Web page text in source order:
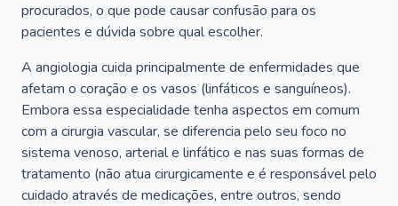
procurados, o que pode causar confusão para os
pacientes e dúvida sobre qual escolher.
A angiologia cuida principalmente de enfermidades que
afetam o coração e os vasos (linfáticos e sanguíneos).
Embora essa especialidade tenha aspectos em comum
com a cirurgia vascular, se diferencia pelo seu foco no
sistema venoso, arterial e linfático e nas suas formas de
tratamento (não atua cirurgicamente e é responsável pelo
cuidado através de medicações, entre outros, sendo